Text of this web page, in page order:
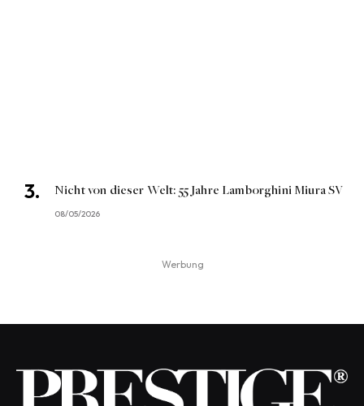
Nicht von dieser Welt: 55 Jahre Lamborghini Miura SV
08/05/2026
Werbung